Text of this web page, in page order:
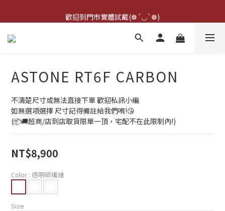
點擊右下方客服可詢問即時庫存☆*: .｡. o(≧▽≦)o .｡.:*☆
歡迎到門市實體試戴(❁´◡`❁)
雨衣盲盒現正開跑╰(*°▽°*)╯
ASTONE RT6F CARBON
不清楚尺寸或無法直接下單 歡迎私訊小編
如無選項選擇 尺寸記得備註給我們唷!😘
(📦🚚超商/店到店取貨限單一頂，宅配不在此限制內!)
NT$8,900
Color : 透明碳纖維
Size